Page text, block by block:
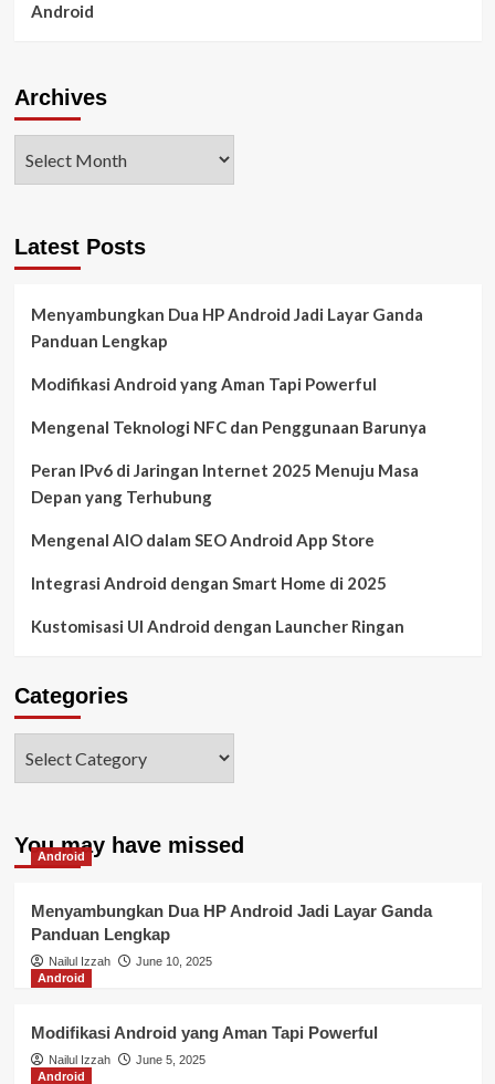
Android
Archives
Latest Posts
Menyambungkan Dua HP Android Jadi Layar Ganda
Panduan Lengkap
Modifikasi Android yang Aman Tapi Powerful
Mengenal Teknologi NFC dan Penggunaan Barunya
Peran IPv6 di Jaringan Internet 2025 Menuju Masa
Depan yang Terhubung
Mengenal AIO dalam SEO Android App Store
Integrasi Android dengan Smart Home di 2025
Kustomisasi UI Android dengan Launcher Ringan
Categories
You may have missed
Android
Menyambungkan Dua HP Android Jadi Layar Ganda
Panduan Lengkap
Nailul Izzah
June 10, 2025
Android
Modifikasi Android yang Aman Tapi Powerful
Nailul Izzah
June 5, 2025
Android